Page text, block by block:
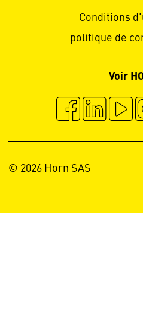
Conditions
politique de
Voir
© 2026 Horn SAS